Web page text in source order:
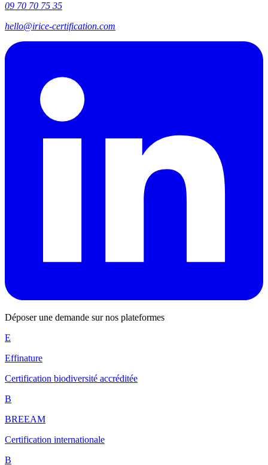
09 70 70 75 35
hello@irice-certification.com
Déposer une demande sur nos plateformes
E
Effinature
Certification biodiversité accréditée
B
BREEAM
Certification internationale
B